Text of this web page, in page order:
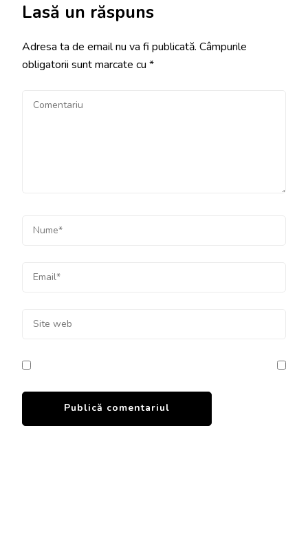
Lasă un răspuns
Adresa ta de email nu va fi publicată. Câmpurile
obligatorii sunt marcate cu *